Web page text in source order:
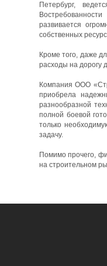
Петербург,
развивается
собственных
Кроме того, даже
расходы на дорогу
Компания ООО
приобрела
разнообразной
полной боевой
только
задачу.
Помимо прочего,
на строительном